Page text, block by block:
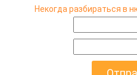
Некогда разбираться в